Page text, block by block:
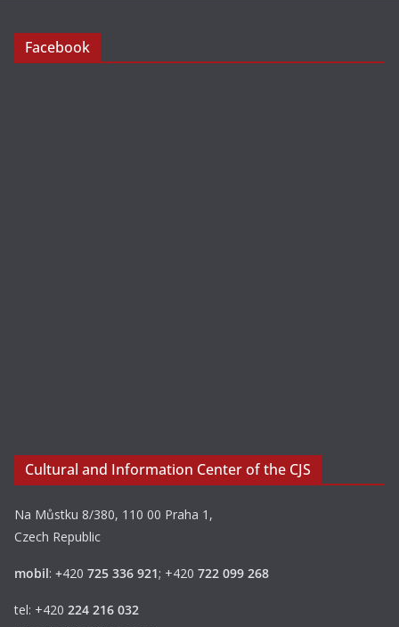
Facebook
Cultural and Information Center of the CJS
Na Můstku 8/380, 110 00 Praha 1,
Czech Republic
mobil: +420 725 336 921; +420 722 099 268
tel: +420 224 216 032